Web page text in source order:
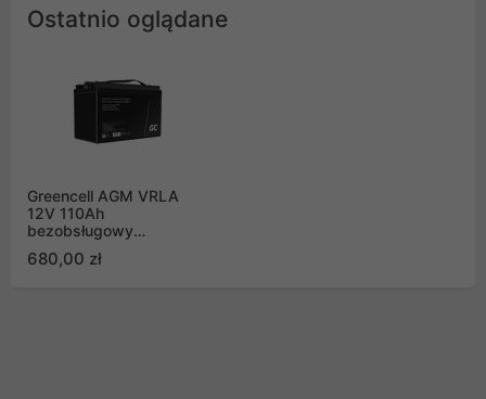
Ostatnio oglądane
Greencell AGM VRLA
12V 110Ah
bezobsługowy
fotowoltaiki wózka
680,00 zł